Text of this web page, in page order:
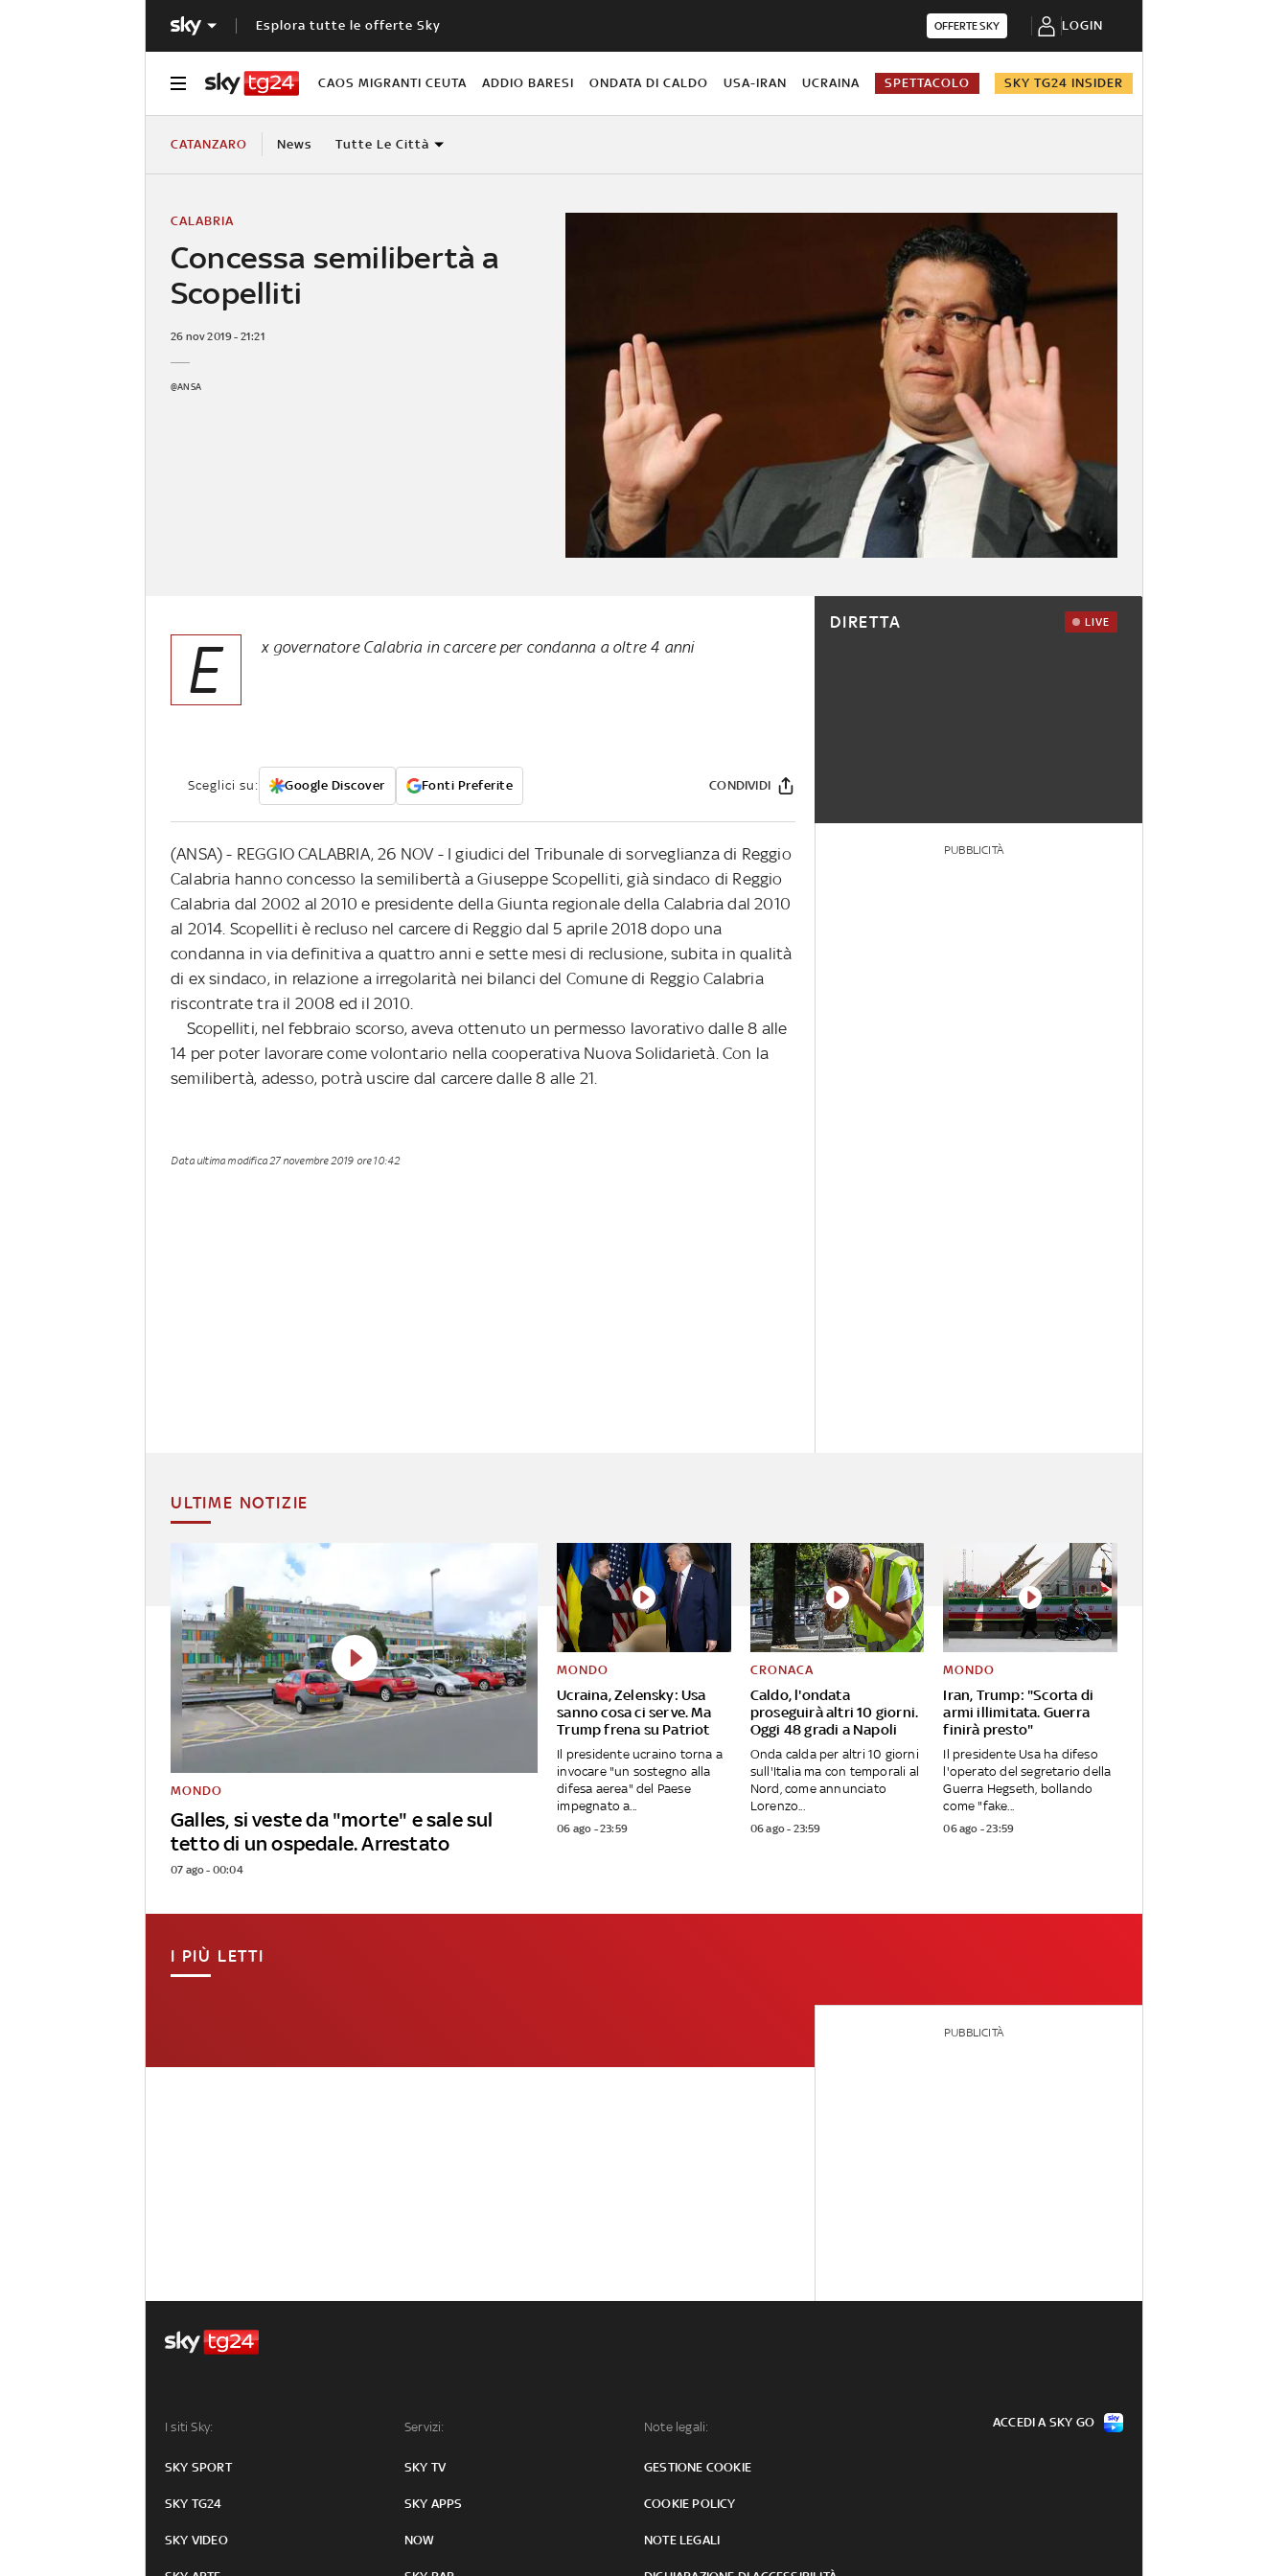
Esplora tutte le offerte Sky OFFERTE SKY LOGIN
CAOS MIGRANTI CEUTA ADDIO BARESI ONDATA DI CALDO USA-IRAN UCRAINA SPETTACOLO SKY TG24 INSIDER
CATANZARO News Tutte Le Città
Concessa semilibertà a
Scopelliti
CALABRIA
26 nov 2019 - 21:21
@ANSA
E x governatore Calabria in carcere per condanna a oltre 4 anni
Sceglici su: Google Discover Fonti Preferite CONDIVIDI
(ANSA) - REGGIO CALABRIA, 26 NOV - I giudici del Tribunale di sorveglianza di Reggio
Calabria hanno concesso la semilibertà a Giuseppe Scopelliti, già sindaco di Reggio
Calabria dal 2002 al 2010 e presidente della Giunta regionale della Calabria dal 2010
al 2014. Scopelliti è recluso nel carcere di Reggio dal 5 aprile 2018 dopo una
condanna in via definitiva a quattro anni e sette mesi di reclusione, subita in qualità
di ex sindaco, in relazione a irregolarità nei bilanci del Comune di Reggio Calabria
riscontrate tra il 2008 ed il 2010.
Scopelliti, nel febbraio scorso, aveva ottenuto un permesso lavorativo dalle 8 alle
14 per poter lavorare come volontario nella cooperativa Nuova Solidarietà. Con la
semilibertà, adesso, potrà uscire dal carcere dalle 8 alle 21.
Data ultima modifica 27 novembre 2019 ore 10:42
DIRETTA LIVE
PUBBLICITÀ
ULTIME NOTIZIE
Galles, si veste da "morte" e sale sul
tetto di un ospedale. Arrestato
MONDO
07 ago - 00:04
Ucraina, Zelensky: Usa
sanno cosa ci serve. Ma
Trump frena su Patriot
MONDO
Il presidente ucraino torna a
invocare "un sostegno alla
difesa aerea" del Paese
impegnato a...
06 ago - 23:59
Caldo, l'ondata
proseguirà altri 10 giorni.
Oggi 48 gradi a Napoli
CRONACA
Onda calda per altri 10 giorni
sull'Italia ma con temporali al
Nord, come annunciato
Lorenzo...
06 ago - 23:59
Iran, Trump: "Scorta di
armi illimitata. Guerra
finirà presto"
MONDO
Il presidente Usa ha difeso
l'operato del segretario della
Guerra Hegseth, bollando
come "fake...
06 ago - 23:59
I PIÙ LETTI
PUBBLICITÀ
I siti Sky:
SKY SPORT
SKY TG24
SKY VIDEO
Servizi:
SKY TV
SKY APPS
NOW
Note legali:
GESTIONE COOKIE
COOKIE POLICY
NOTE LEGALI
ACCEDI A SKY GO